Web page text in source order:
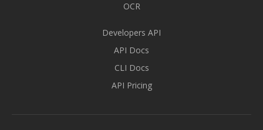
OCR
Developers API
API Docs
CLI Docs
API Pricing